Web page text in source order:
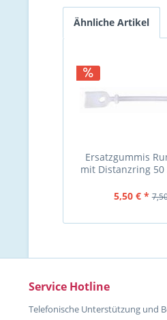
Ähnliche Artikel
Ersatzgummis
mit Distanzring 50
5,50 € *
Service Hotline
Telefonische Unterstützung und